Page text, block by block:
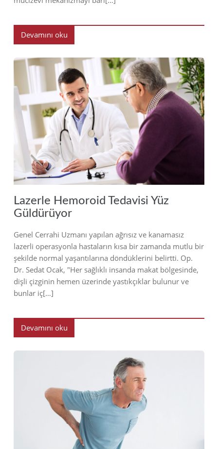
Devamını oku
Lazerle Hemoroid Tedavisi Yüz
Güldürüyor
Genel Cerrahi Uzmanı yapılan ağrısız ve kanamasız
lazerli operasyonla hastaların kısa bir zamanda mutlu bir
şekilde normal yaşantılarına döndüklerini belirtti. Op.
Dr. Sedat Ocak, "Her sağlıklı insanda makat bölgesinde,
dişli çizginin hemen üzerinde yastıkçıklar bulunur ve
bunlar iç[…]
Devamını oku